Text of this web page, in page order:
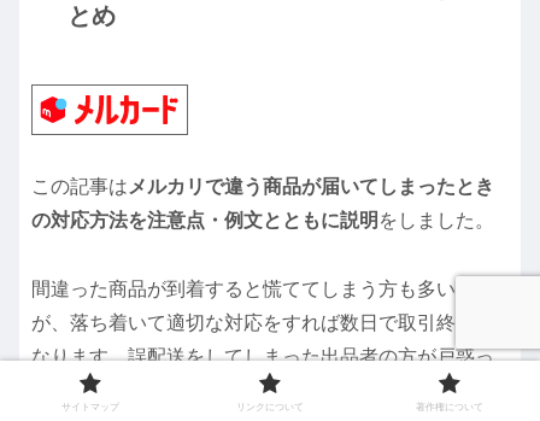
とめ
この記事は メルカリで違う商品が届いてしまったとき
の対応方法を注意点・例文とともに説明 をしました。
間違った商品が到着すると慌ててしまう方も多いです
が、落ち着いて適切な対応をすれば数日で取引終了と
なります。誤配送をしてしまった出品者の方が戸惑っ
ている可能性も高いので、例文を用いて取引をリード
サイトマップ リンクについて 著作権について